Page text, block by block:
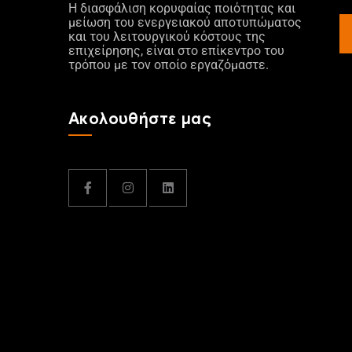
Η διασφάλιση κορυφαίας ποιότητας και
μείωση του ενεργειακού αποτυπώματος
και του λειτουργικού κόστους της
επιχείρησης, είναι στο επίκεντρο του
τρόπου με τον οποίο εργαζόμαστε.
Ακολουθήστε μας